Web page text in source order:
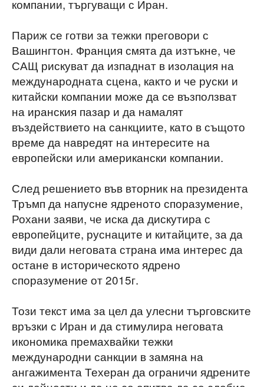
компании, търгуващи с Иран.
Париж се готви за тежки преговори с
Вашингтон. Франция смята да изтъкне, че
САЩ рискуват да изпаднат в изолация на
международната сцена, както и че руски и
китайски компании може да се възползват
на иранския пазар и да намалят
въздействието на санкциите, като в същото
време да навредят на интересите на
европейски или американски компании.
След решението във вторник на президента
Тръмп да напусне ядреното споразумение,
Рохани заяви, че иска да дискутира с
европейците, руснаците и китайците, за да
види дали неговата страна има интерес да
остане в историческото ядрено
споразумение от 2015г.
Този текст има за цел да улесни търговските
връзки с Иран и да стимулира неговата
икономика премахвайки тежки
международни санкции в замяна на
ангажимента Техеран да ограничи ядрените